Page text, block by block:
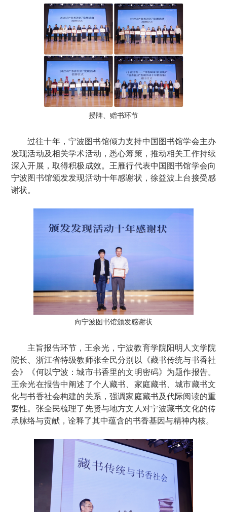
授牌、赠书环节
过往十年，宁波图书馆倾力支持中国图书馆学会主办
发现活动及相关学术活动，悉心筹策，推动相关工作持续
深入开展，取得积极成效。王雁行代表中国图书馆学会向
宁波图书馆颁发发现活动十年感谢状，徐益波上台接受感
谢状。
向宁波图书馆颁发感谢状
主旨报告环节，王余光，宁波教育学院阳明人文学院
院长、浙江省特级教师张全民分别以《藏书传统与书香社
会》《何以宁波：城市书香里的文明密码》为题作报告。
王余光在报告中阐述了个人藏书、家庭藏书、城市藏书文
化与书香社会构建的关系，强调家庭藏书及代际阅读的重
要性。张全民梳理了先贤与地方文人对宁波藏书文化的传
承脉络与贡献，诠释了其中蕴含的书香基因与精神内核。